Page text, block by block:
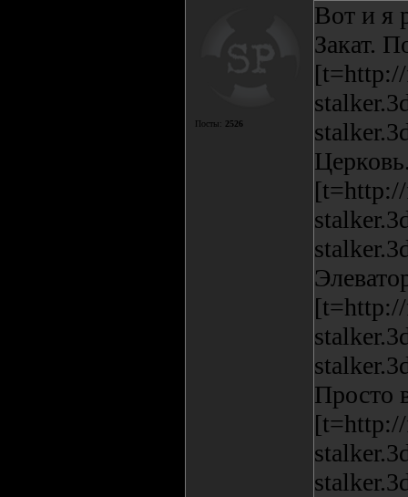
Посты: 2526
Вот и я
Закат.
Просто